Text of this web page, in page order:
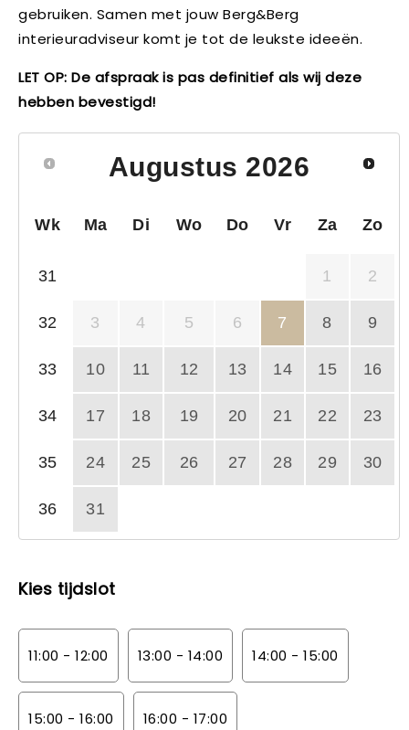
gebruiken. Samen met jouw Berg&Berg
interieuradviseur komt je tot de leukste ideeën.
LET OP: De afspraak is pas definitief als wij deze
hebben bevestigd!
Augustus 2026
Wk Ma Di Wo Do Vr Za Zo
31 1 2
32 3 4 5 6 7 8 9
33 10 11 12 13 14 15 16
34 17 18 19 20 21 22 23
35 24 25 26 27 28 29 30
36 31
Kies tijdslot
11:00 - 12:00 13:00 - 14:00 14:00 - 15:00
15:00 - 16:00 16:00 - 17:00